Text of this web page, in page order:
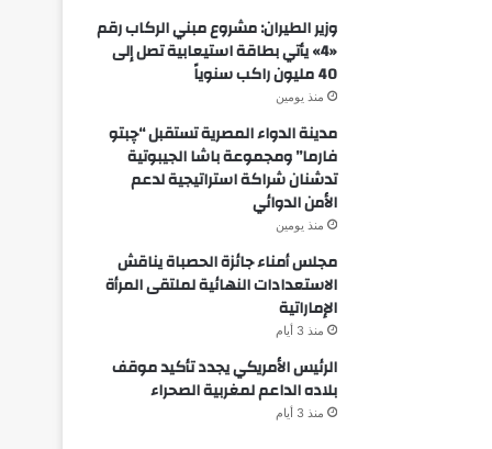
وزير الطيران: مشروع مبني الركاب رقم
«4» يأتي بطاقة استيعابية تصل إلى
40 مليون راكب سنوياً
منذ يومين
مدينة الدواء المصرية تستقبل “چبتو
فارما” ومجموعة باشا الجيبوتية
تدشنان شراكة استراتيجية لدعم
الأمن الدوائي
منذ يومين
مجلس أمناء جائزة الحصباة يناقش
الاستعدادات النهائية لملتقى المرأة
الإماراتية
منذ 3 أيام
الرئيس الأمريكي يجدد تأكيد موقف
بلاده الداعم لمغربية الصحراء
منذ 3 أيام